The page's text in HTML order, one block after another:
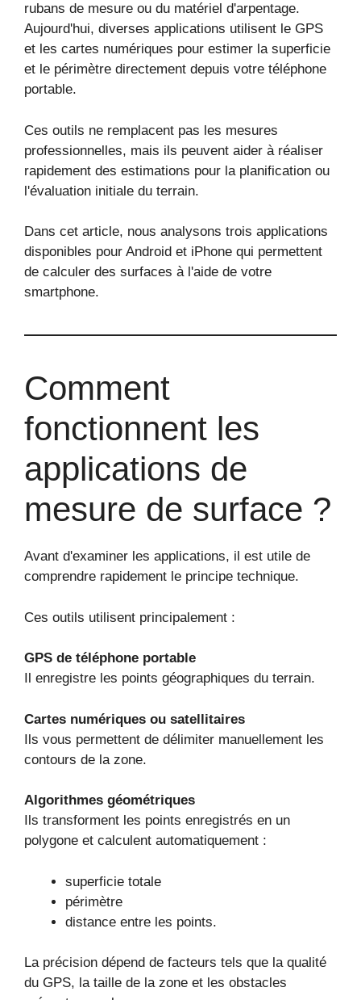
rubans de mesure ou du matériel d'arpentage.
Aujourd'hui, diverses applications utilisent le GPS
et les cartes numériques pour estimer la superficie
et le périmètre directement depuis votre téléphone
portable.
Ces outils ne remplacent pas les mesures
professionnelles, mais ils peuvent aider à réaliser
rapidement des estimations pour la planification ou
l'évaluation initiale du terrain.
Dans cet article, nous analysons trois applications
disponibles pour Android et iPhone qui permettent
de calculer des surfaces à l'aide de votre
smartphone.
Comment
fonctionnent les
applications de
mesure de surface ?
Avant d'examiner les applications, il est utile de
comprendre rapidement le principe technique.
Ces outils utilisent principalement :
GPS de téléphone portable
Il enregistre les points géographiques du terrain.
Cartes numériques ou satellitaires
Ils vous permettent de délimiter manuellement les
contours de la zone.
Algorithmes géométriques
Ils transforment les points enregistrés en un
polygone et calculent automatiquement :
superficie totale
périmètre
distance entre les points.
La précision dépend de facteurs tels que la qualité
du GPS, la taille de la zone et les obstacles